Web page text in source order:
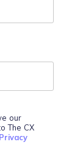
our
The CX
Privacy